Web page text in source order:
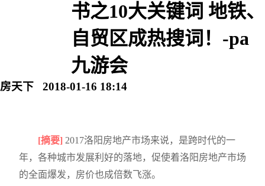
书之10大关键词 地铁、
自贸区成热搜词！-pa
九游会
房天下 2018-01-16 18:14
[摘要] 2017洛阳房地产市场来说，是跨时代的一
年，各种城市发展利好的落地，促使着洛阳房地产市场
的全面爆发，房价也成倍数飞涨。